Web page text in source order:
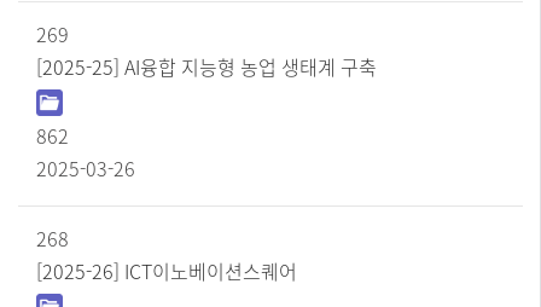
269
[2025-25] AI융합 지능형 농업 생태계 구축
862
2025-03-26
268
[2025-26] ICT이노베이션스퀘어